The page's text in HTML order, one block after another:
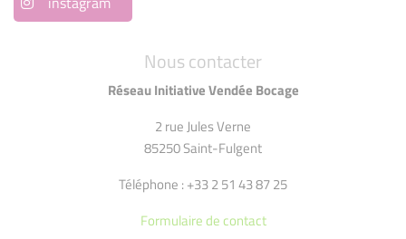
Nous contacter
Réseau Initiative Vendée Bocage
2 rue Jules Verne
85250 Saint-Fulgent
Téléphone : +33 2 51 43 87 25
Formulaire de contact